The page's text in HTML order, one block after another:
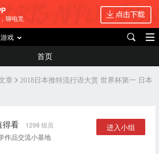
聊电竞
戏
首页
章
2018日本推特流行语大赏 世界杯第一 日本
得看 1298 组员
作品交流小基地
进入小组